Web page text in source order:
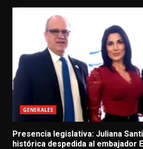
GENERALES
Presencia legislativa: Juliana
histórica despedida al embajador